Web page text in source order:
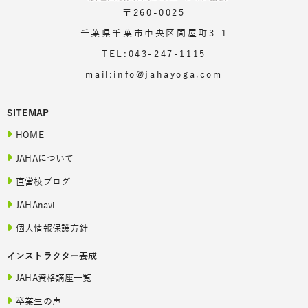
〒260-0025
千葉県千葉市中央区問屋町3-1
TEL:043-247-1115
mail:info@jahayoga.com
SITEMAP
HOME
JAHAについて
直営校ブログ
JAHAnavi
個人情報保護方針
インストラクター養成
JAHA資格講座一覧
卒業生の声